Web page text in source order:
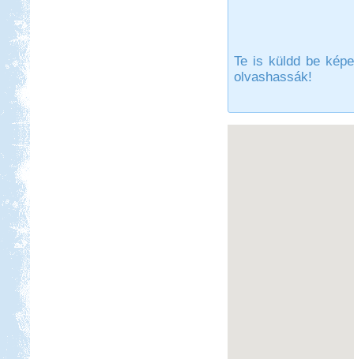
Te is küldd be
olvashassák!